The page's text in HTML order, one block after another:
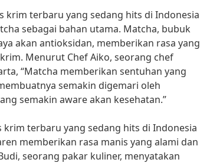
krim terbaru yang sedang hits di Indonesia
sebagai bahan utama. Matcha, bubuk
akan antioksidan, memberikan rasa yang
Menurut Chef Aiko, seorang chef
“Matcha memberikan sentuhan yang
semakin digemari oleh
semakin aware akan kesehatan.”
krim terbaru yang sedang hits di Indonesia
memberikan rasa manis yang alami dan
seorang pakar kuliner, menyatakan